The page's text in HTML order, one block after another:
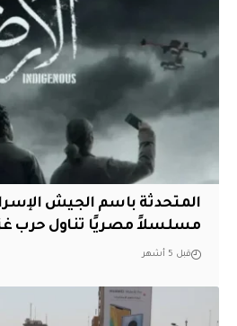
المتحدثة باسم الجيش
مسلسلاً مصريًا تناول حرب
قبل 5 أشهر